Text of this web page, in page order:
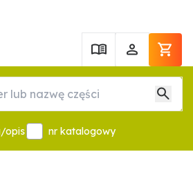
opis nr katalogowy